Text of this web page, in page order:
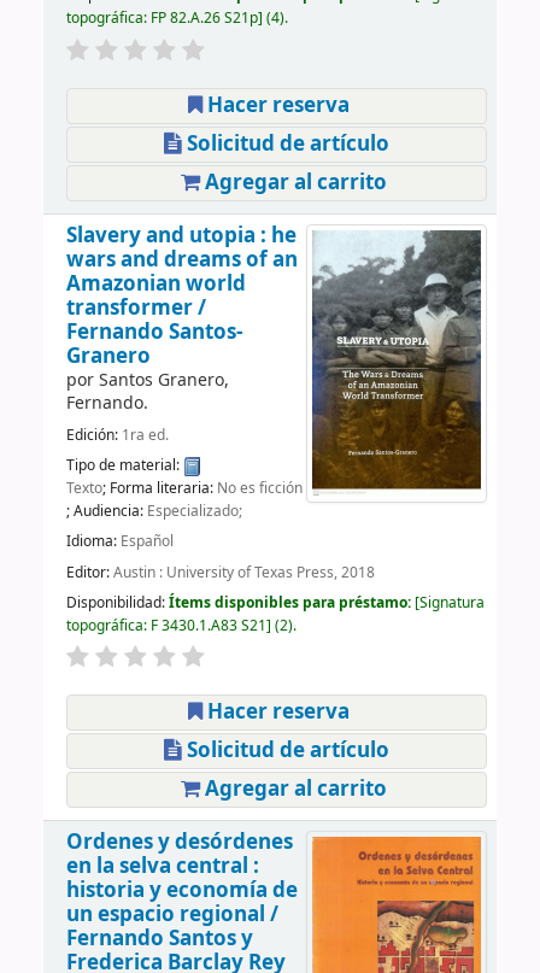
topográfica: FP 82.A.26 S21p (4).
Hacer reserva
Solicitud de artículo
Agregar al carrito
Slavery and utopia : he
wars and dreams of an
Amazonian world
transformer /
Fernando Santos-
Granero
porSantos Granero,
Fernando.
Edición: 1ra ed.
Tipo de material:
Texto; Forma literaria: No es ficción
; Audiencia: Especializado;
Idioma: Español
Editor:Austin : University of Texas Press, 2018
Disponibilidad:Ítems disponibles para préstamo: Signatura
topográfica: F 3430.1.A83 S21 (2).
Hacer reserva
Solicitud de artículo
Agregar al carrito
Ordenes y desórdenes
en la selva central :
historia y economía de
un espacio regional /
Fernando Santos y
Frederica Barclay Rey